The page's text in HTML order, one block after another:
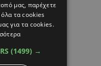
μας, παρέχετε
τα cookies
για τα cookies.
(1499) →